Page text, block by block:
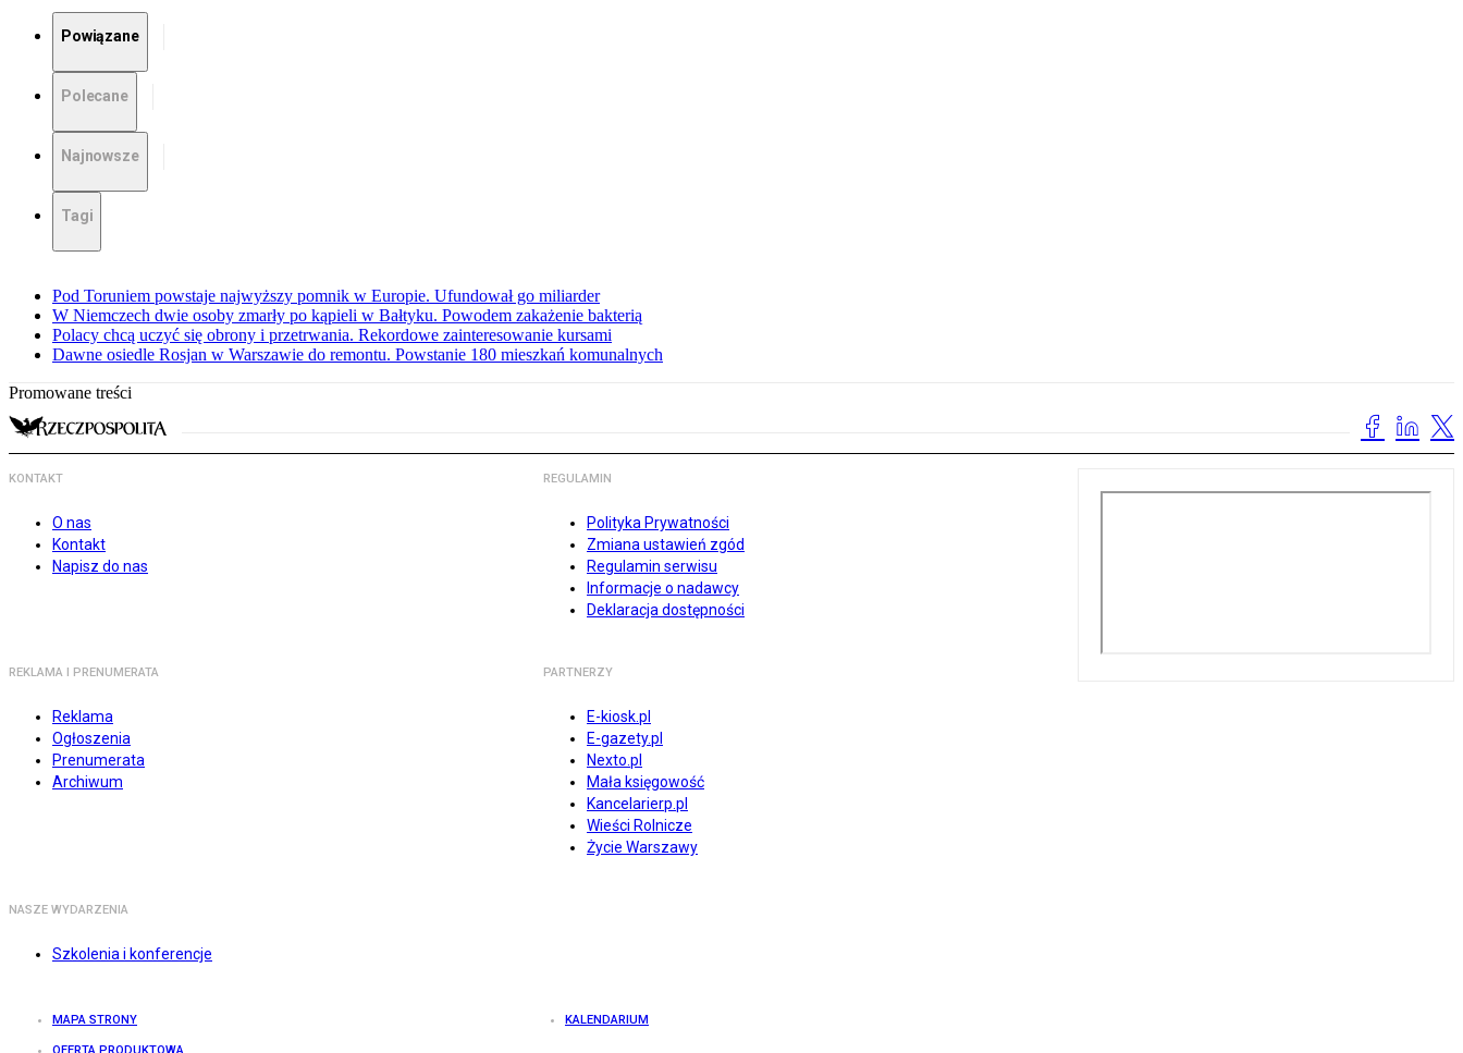
Powiązane
Polecane
Najnowsze
Tagi
Pod Toruniem powstaje najwyższy pomnik w Europie. Ufundował go miliarder
W Niemczech dwie osoby zmarły po kąpieli w Bałtyku. Powodem zakażenie bakterią
Polacy chcą uczyć się obrony i przetrwania. Rekordowe zainteresowanie kursami
Dawne osiedle Rosjan w Warszawie do remontu. Powstanie 180 mieszkań komunalnych
Promowane treści
KONTAKT
O nas
Kontakt
Napisz do nas
REGULAMIN
Polityka Prywatności
Zmiana ustawień zgód
Regulamin serwisu
Informacje o nadawcy
Deklaracja dostępności
REKLAMA I PRENUMERATA
Reklama
Ogłoszenia
Prenumerata
Archiwum
PARTNERZY
E-kiosk.pl
E-gazety.pl
Nexto.pl
Mała księgowość
Kancelarierp.pl
Wieści Rolnicze
Życie Warszawy
NASZE WYDARZENIA
Szkolenia i konferencje
MAPA STRONY KALENDARIUM